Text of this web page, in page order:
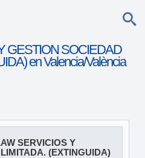
GESTION SOCIEDAD
en Valencia/València
SERVICIOS Y
(EXTINGUIDA)